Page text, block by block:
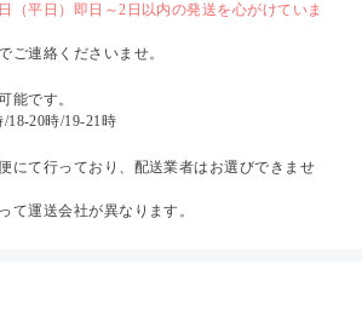
（平日）即日～2日以内の発送を心がけていま
ご連絡くださいませ。
能です。
18-20時/19-21時
にて行っており、配送業者はお選びできませ
運送会社が異なります。